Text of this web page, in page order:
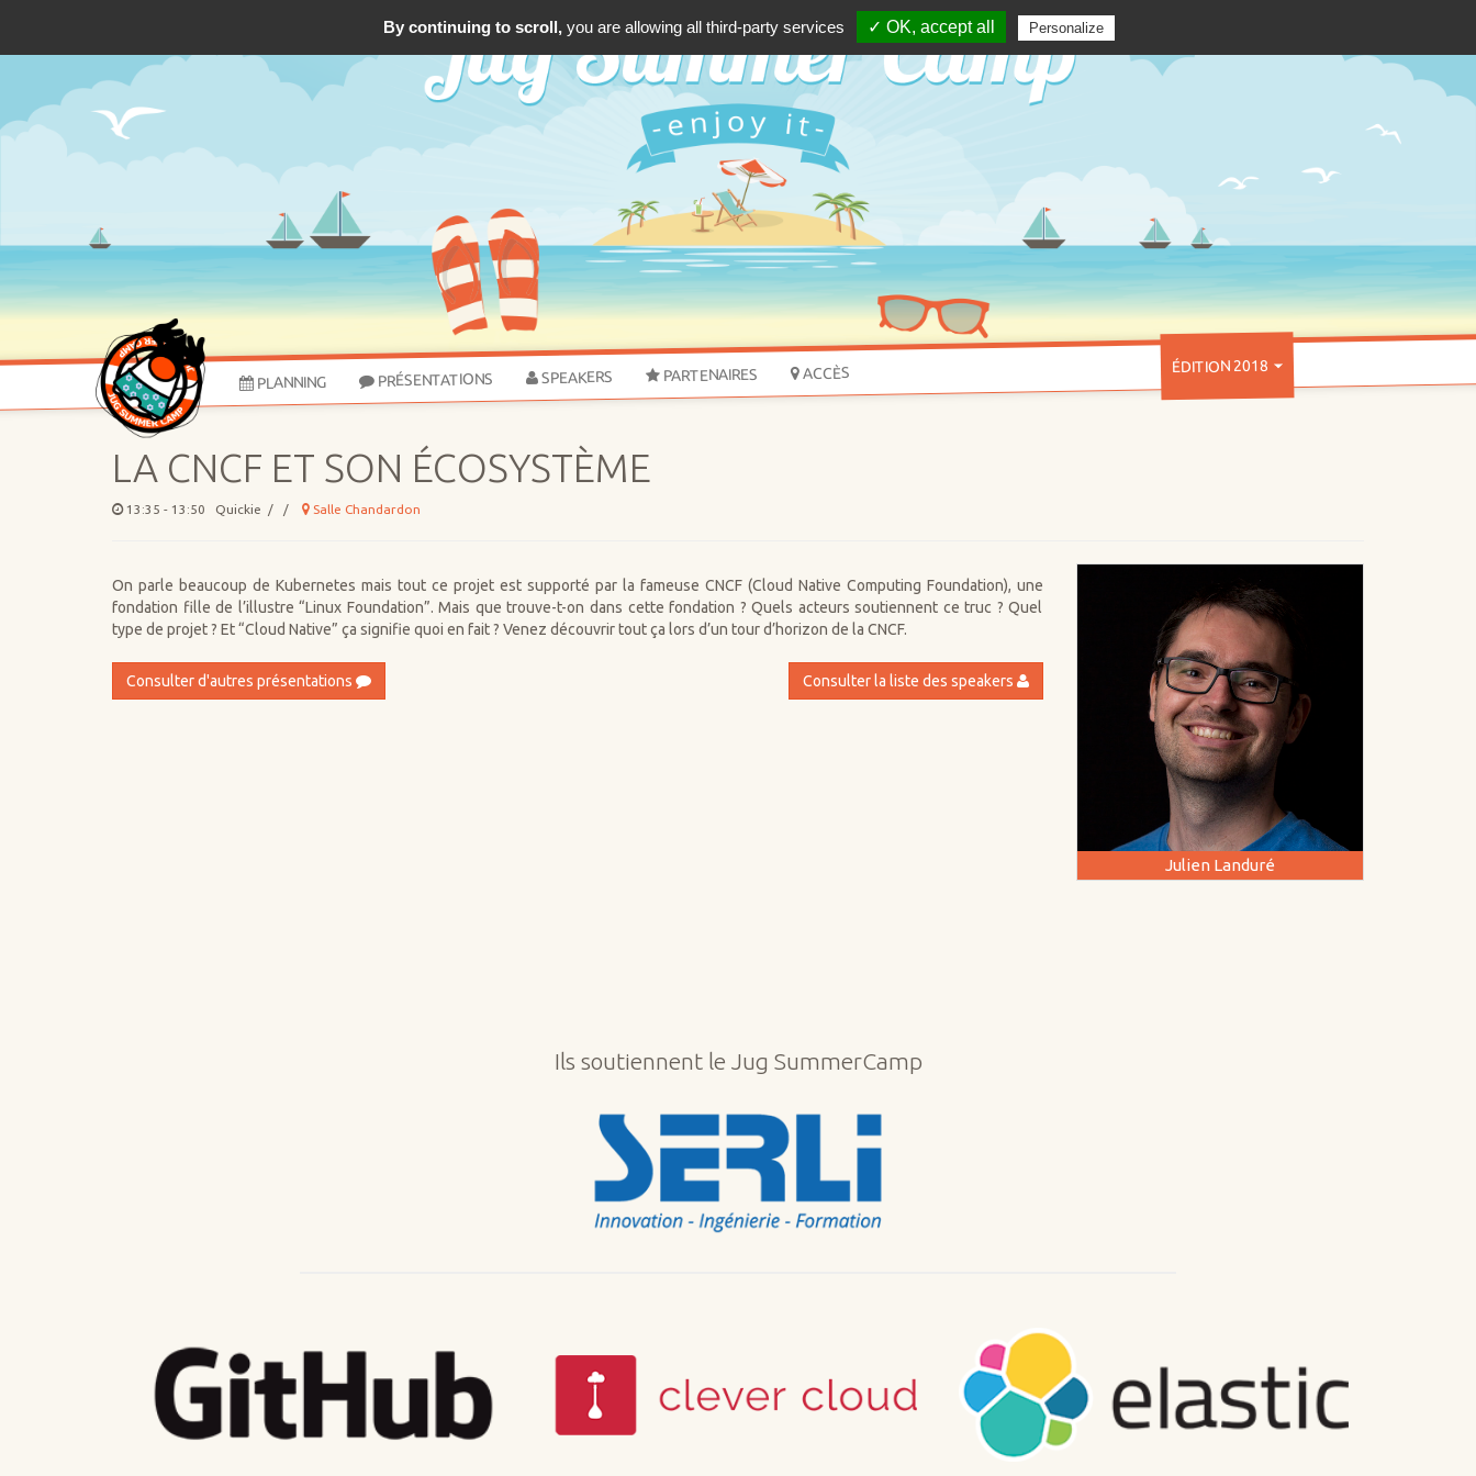
PLANNING PRÉSENTATIONS SPEAKERS PARTENAIRES ACCÈS ÉDITION 2018
LA CNCF ET SON ÉCOSYSTÈME
13:35 - 13:50 Quickie / / Salle Chandardon
On parle beaucoup de Kubernetes mais tout ce projet est supporté par la fameuse CNCF (Cloud Native Computing Foundation), une
fondation fille de l’illustre “Linux Foundation”. Mais que trouve-t-on dans cette fondation ? Quels acteurs soutiennent ce truc ? Quel
type de projet ? Et “Cloud Native” ça signifie quoi en fait ? Venez découvrir tout ça lors d’un tour d’horizon de la CNCF.
Consulter d'autres présentations Consulter la liste des speakers
Julien Landuré
Ils soutiennent le Jug SummerCamp
By continuing to scroll, you are allowing all third-party services ✓ OK, accept all Personalize